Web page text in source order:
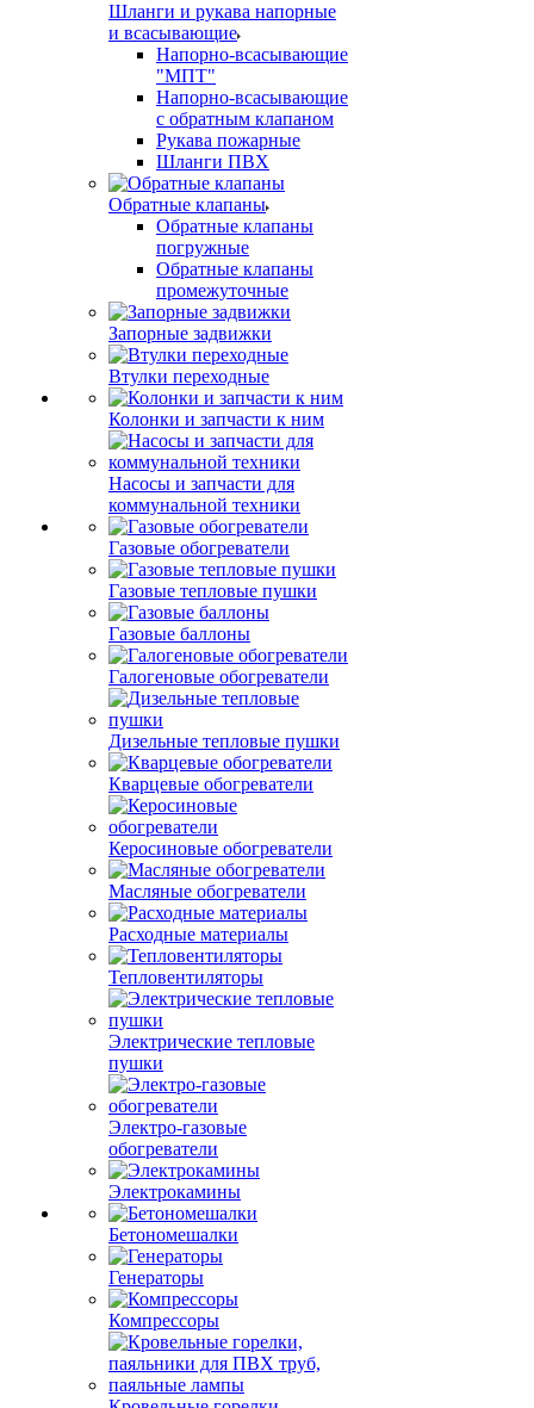
Шланги и рукава напорные
и всасывающие
Напорно-всасывающие
"МПТ"
Напорно-всасывающие
с обратным клапаном
Рукава пожарные
Шланги ПВХ
Обратные клапаны
Обратные клапаны
погружные
Обратные клапаны
промежуточные
Запорные задвижки
Втулки переходные
Колонки и запчасти к ним
Насосы и запчасти для
коммунальной техники
Газовые обогреватели
Газовые тепловые пушки
Газовые баллоны
Галогеновые обогреватели
Дизельные тепловые пушки
Кварцевые обогреватели
Керосиновые обогреватели
Масляные обогреватели
Расходные материалы
Тепловентиляторы
Электрические тепловые
пушки
Электро-газовые
обогреватели
Электрокамины
Бетономешалки
Генераторы
Компрессоры